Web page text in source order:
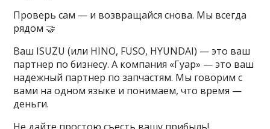
Проверь сам — и возвращайся снова. Мы всегда
рядом 🤝
Ваш ISUZU (или HINO, FUSO, HYUNDAI) — это ваш
партнер по бизнесу. А компания «Гуар» — это ваш
надежный партнер по запчастям. Мы говорим с
вами на одном языке и понимаем, что время —
деньги.